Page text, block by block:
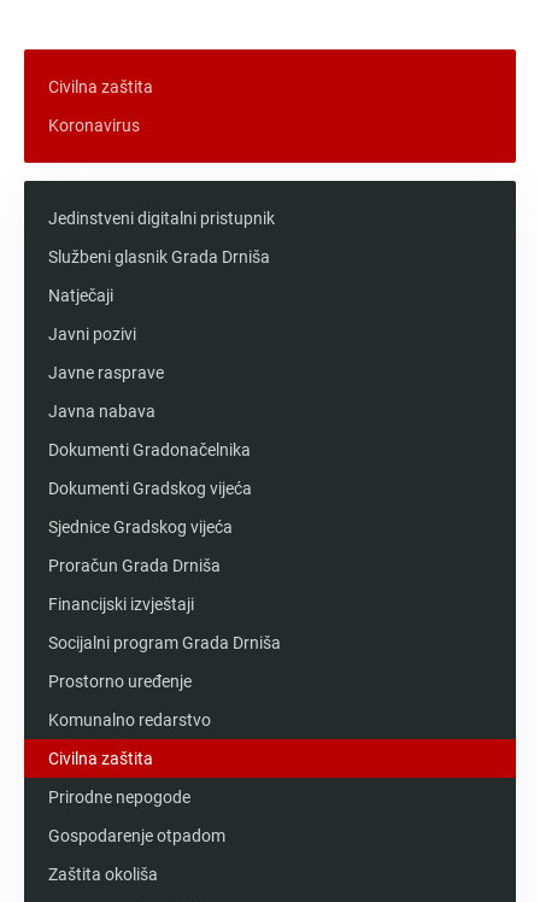
Civilna zaštita
Koronavirus
Jedinstveni digitalni pristupnik
Službeni glasnik Grada Drniša
Natječaji
Javni pozivi
Javne rasprave
Javna nabava
Dokumenti Gradonačelnika
Dokumenti Gradskog vijeća
Sjednice Gradskog vijeća
Proračun Grada Drniša
Financijski izvještaji
Socijalni program Grada Drniša
Prostorno uređenje
Komunalno redarstvo
Civilna zaštita
Prirodne nepogode
Gospodarenje otpadom
Zaštita okoliša